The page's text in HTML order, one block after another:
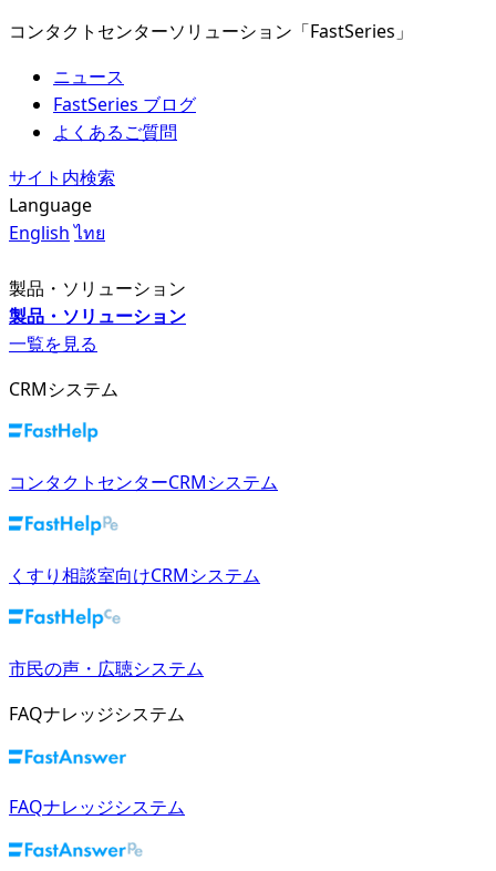
コンタクトセンターソリューション「FastSeries」
ニュース
FastSeries ブログ
よくあるご質問
サイト内検索
Language
English ไทย
製品・ソリューション
製品・ソリューション
一覧を見る
CRMシステム
コンタクトセンターCRMシステム
くすり相談室向けCRMシステム
市民の声・広聴システム
FAQナレッジシステム
FAQナレッジシステム